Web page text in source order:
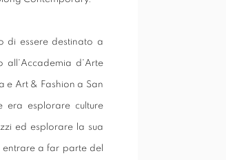
di essere destinato a
all'Accademia d'Arte
e Art & Fashion a San
era esplorare culture
ed esplorare la sua
a far parte del